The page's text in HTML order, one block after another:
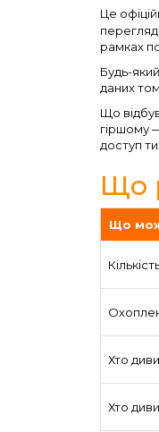
Це
рамках
Будь-
даних
Що
гіршому
доступ
Що
Що
Хто
Хто